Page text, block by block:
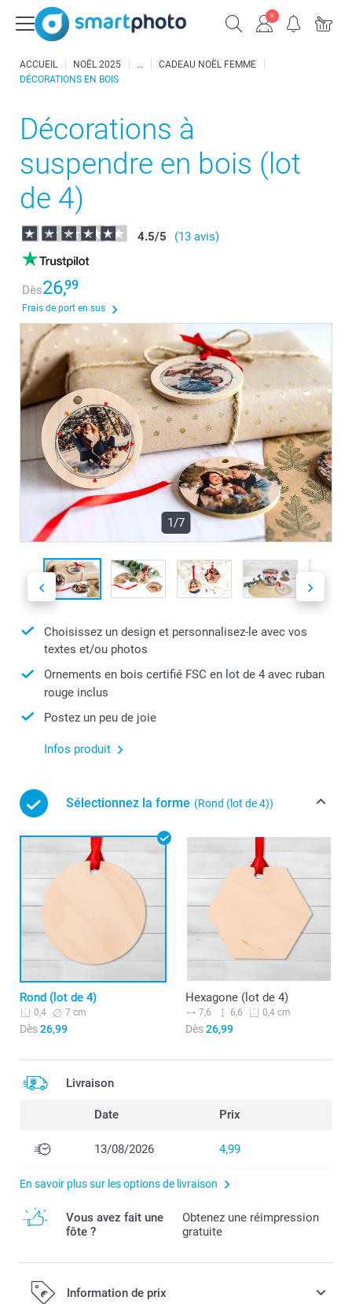
ACCUEIL NOËL 2025
CADEAU NOËL FEMME
DÉCORATIONS EN BOIS
Décorations à
suspendre en bois (lot
de 4)
4.5/5 (13 avis)
Dès26,99
Frais de port en sus
1/7
Choisissez un design et personnalisez-le avec vos
textes et/ou photos
Ornements en bois certifié FSC en lot de 4 avec ruban
rouge inclus
Postez un peu de joie
Infos produit
Sélectionnez la forme (Rond (lot de 4))
Rond (lot de 4)
0,4 7 cm
Dès26,99
Hexagone (lot de 4)
7,6 6,6 0,4 cm
Dès26,99
Livraison
Date Prix
13/08/2026 4,99
En savoir plus sur les options de livraison
Vous avez fait une
fôte ?
Obtenez une réimpression
gratuite
Information de prix